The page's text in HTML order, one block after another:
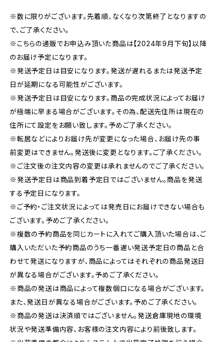
※数に限りがございます。先着順、なくなり次第終了となりますの
で、ご了承ください。
※こちらの通販でお申込み頂いた商品は【2024年9月下旬】以降
のお届け予定になります。
※発送予定日は目安になります。発送が遅れるまたは発送予定
日が延期になる可能性がございます。
※発送予定日は目安になります。商品の完成状況によってお届け
が極端に早まる場合がございます。その為、配送先住所は現在の
住所にて設定をお願い致します。予めご了承ください。
※転居などによりお届け先が変更になった場合、お届け先の事
前変更はできません。発送後に変更となります。ご了承ください。
※ご注文後の注文内容の変更は承れませんのでご了承ください。
※発送予定日は商品到着予定日ではございません。商品を発送
する予定日になります。
※ご予約・ご注文状況によっては発売日にお届けできない場合も
ございます。予めご了承ください。
※複数の予約商品を同じカートに入れてご購入頂いた場合は、ご
購入いただいた予約商品のうち一番遅い発送予定日の商品と合
わせて発送になりますが、商品によってはそれぞれの商品発送日
が異なる場合がございます。予めご了承ください。
※商品の発送は商品によって複数個口になる場合がございます。
また、発送日が異なる場合がございます。予めご了承ください。
※商品の発送は決済順ではございません。発送倉庫現地の環境
状況や発送準備内容、お客様の注文内容により前後致します。